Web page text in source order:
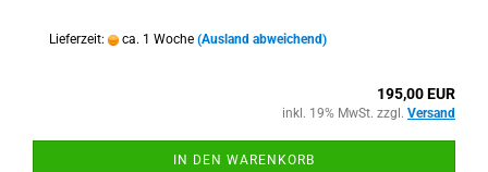
Lieferzeit: ca. 1 Woche (Ausland abweichend)
195,00 EUR
inkl. 19% MwSt. zzgl. Versand
IN DEN WARENKORB